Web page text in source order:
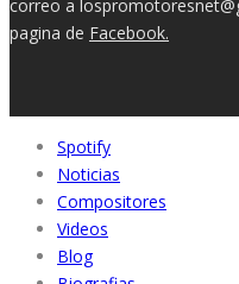
correo a
pagina de Facebook.
Spotify
Noticias
Compositores
Videos
Blog